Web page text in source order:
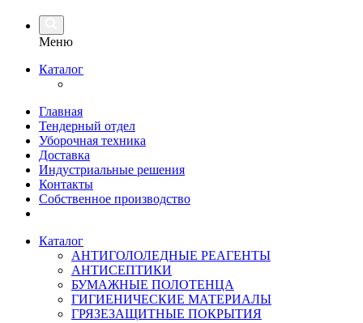
Меню
Каталог
Главная
Тендерный отдел
Уборочная техника
Доставка
Индустриальные решения
Контакты
Собственное производство
Каталог
АНТИГОЛОЛЕДНЫЕ РЕАГЕНТЫ
АНТИСЕПТИКИ
БУМАЖНЫЕ ПОЛОТЕНЦА
ГИГИЕНИЧЕСКИЕ МАТЕРИАЛЫ
ГРЯЗЕЗАЩИТНЫЕ ПОКРЫТИЯ